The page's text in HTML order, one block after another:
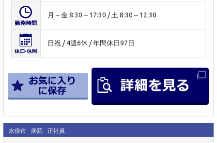
月～金 8:30～17:30 / 土 8:30～12:30
日祝 / 4週6休 / 年間休日97日
水俣市 病院 正社員